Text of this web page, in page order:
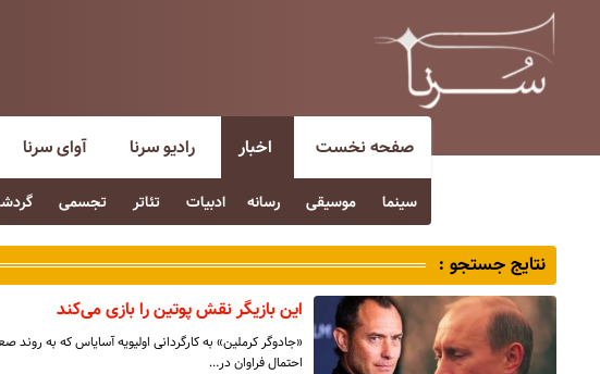
صفحه نخست اخبار
سینما موسیقی رسانه ادبیات تئاتر تجسمی
رادیو سرنا آوای سرنا
نتایج جستجو :
این بازیگر نقش پوتین را بازی می‌کند
«جادوگر کرملین» به کارگردانی اولیویه آسایاس که به روند
احتمال فراوان در…